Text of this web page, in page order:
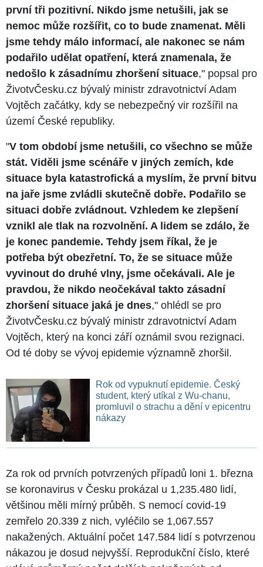
první tři pozitivní. Nikdo jsme netušili, jak se
nemoc může rozšířit, co to bude znamenat. Měli
jsme tehdy málo informací, ale nakonec se nám
podařilo udělat opatření, která znamenala, že
nedošlo k zásadnímu zhoršení situace," popsal pro
ŽivotvČesku.cz bývalý ministr zdravotnictví Adam
Vojtěch začátky, kdy se nebezpečný vir rozšířil na
území České republiky.
"V tom období jsme netušili, co všechno se může
stát. Viděli jsme scénáře v jiných zemích, kde
situace byla katastrofická a myslím, že první bitvu
na jaře jsme zvládli skutečně dobře. Podařilo se
situaci dobře zvládnout. Vzhledem ke zlepšení
vznikl ale tlak na rozvolnění. A lidem se zdálo, že
je konec pandemie. Tehdy jsem říkal, že je
potřeba být obezřetní. To, že se situace může
vyvinout do druhé vlny, jsme očekávali. Ale je
pravdou, že nikdo neočekával takto zásadní
zhoršení situace jaká je dnes," ohlédl se pro
ŽivotvČesku.cz bývalý ministr zdravotnictví Adam
Vojtěch, který na konci září oznámil svou rezignaci.
Od té doby se vývoj epidemie významně zhoršil.
Rok od vypuknutí epidemie. Český
student, který utíkal z Wu-chanu,
promluvil o strachu a dění v epicentru
nákazy
Za rok od prvních potvrzených případů loni 1. března
se koronavirus v Česku prokázal u 1,235.480 lidí,
většinou měli mírný průběh. S nemocí covid-19
zemřelo 20.339 z nich, vyléčilo se 1,067.557
nakažených. Aktuální počet 147.584 lidí s potvrzenou
nákazou je dosud nejvyšší. Reprodukční číslo, které